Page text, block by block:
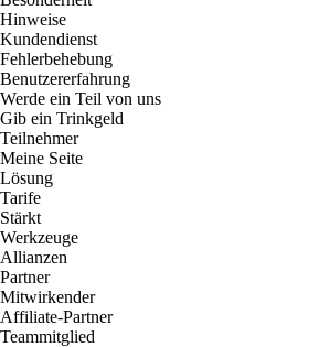
Hinweise
Kundendienst
Fehlerbehebung
Benutzererfahrung
Werde ein Teil von uns
Gib ein Trinkgeld
Teilnehmer
Meine Seite
Lösung
Tarife
Stärkt
Werkzeuge
Allianzen
Partner
Mitwirkender
Affiliate-Partner
Teammitglied